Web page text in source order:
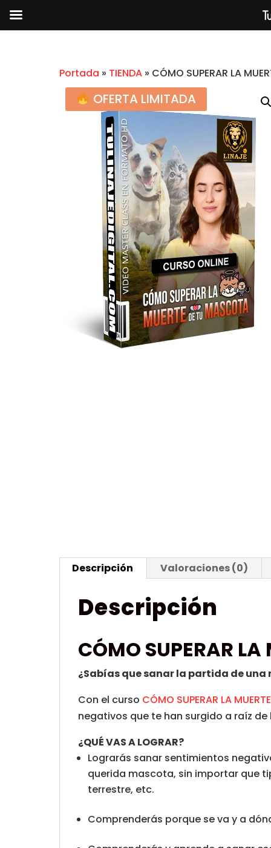
Portada » TIENDA » CÓMO SUPERAR LA
OFERTA LIMITADA
Descripción Valoraciones (0)
Descripción
CÓMO SUPERAR
¿Sabías que sanar la partida de
Con el curso CÓMO SUPERAR LA
negativos que te han surgido a raíz
¿QUÉ VAS A LOGRAR?
Lograrás sanar sentimientos
querida mascota, sin importar que
terrestre, etc.
Comprenderás porque se va y a